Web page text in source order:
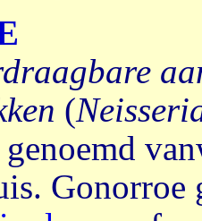
(
genoemd
Gonorroe